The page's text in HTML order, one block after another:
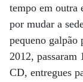
tempo em outra
por mudar a
pequeno
2012, passaram
CD, entregues